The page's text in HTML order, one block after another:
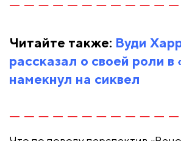
Читайте также: Вуди
рассказал о своей роли в
намекнул на сиквел